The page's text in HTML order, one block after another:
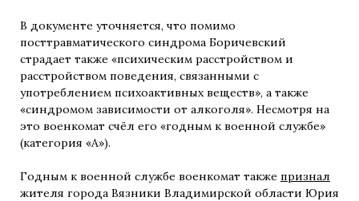
В документе уточняется, что помимо
посттравматического синдрома Боричевский
страдает также «психическим расстройством и
расстройством поведения, связанными с
употреблением психоактивных веществ», а также
«синдромом зависимости от алкоголя». Несмотря на
это военкомат счёл его «годным к военной службе»
(категория «А»).
Годным к военной службе военкомат также признал
жителя города Вязники Владимирской области Юрия